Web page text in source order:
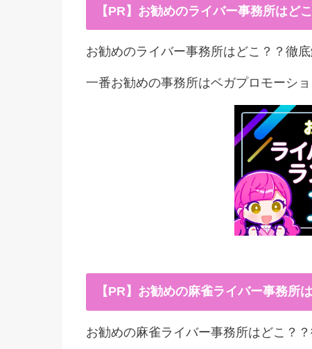
【PR】お勧めのライバー事務所はど
お勧めのライバー事務所はどこ？？徹
一番お勧めの事務所はベガプロモーショ
【PR】お勧めの麻雀ライバー事務所
お勧めの麻雀ライバー事務所はどこ？